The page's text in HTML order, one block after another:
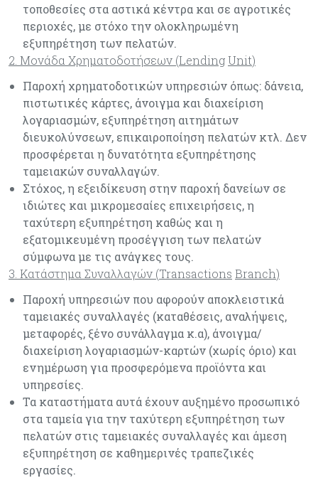
τοποθεσίες στα αστικά κέντρα και σε αγροτικές
περιοχές, με στόχο την ολοκληρωμένη
εξυπηρέτηση των πελατών.
2. Μονάδα Χρηματοδοτήσεων (LendingUnit)
Παροχή χρηματοδοτικών υπηρεσιών όπως: δάνεια,
πιστωτικές κάρτες, άνοιγμα και διαχείριση
λογαριασμών, εξυπηρέτηση αιτημάτων
διευκολύνσεων, επικαιροποίηση πελατών κτλ. Δεν
προσφέρεται η δυνατότητα εξυπηρέτησης
ταμειακών συναλλαγών.
Στόχος, η εξειδίκευση στην παροχή δανείων σε
ιδιώτες και μικρομεσαίες επιχειρήσεις, η
ταχύτερη εξυπηρέτηση καθώς και η
εξατομικευμένη προσέγγιση των πελατών
σύμφωνα με τις ανάγκες τους.
3. Κατάστημα Συναλλαγών (Transactions Branch)
Παροχή υπηρεσιών που αφορούν αποκλειστικά
ταμειακές συναλλαγές (καταθέσεις, αναλήψεις,
μεταφορές, ξένο συνάλλαγμα κ.α), άνοιγμα/
διαχείριση λογαριασμών-καρτών (χωρίς όριο) και
ενημέρωση για προσφερόμενα προϊόντα και
υπηρεσίες.
Τα καταστήματα αυτά έχουν αυξημένο προσωπικό
στα ταμεία για την ταχύτερη εξυπηρέτηση των
πελατών στις ταμειακές συναλλαγές και άμεση
εξυπηρέτηση σε καθημερινές τραπεζικές
εργασίες.